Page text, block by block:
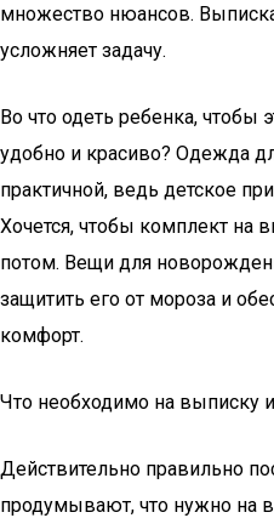
множество нюансов.
усложняет задачу.
Во что одеть ребенка,
удобно и красиво? Одежда
практичной, ведь детское
Хочется, чтобы комплект на
потом. Вещи для
защитить его от мороза и
комфорт.
Что необходимо на выписку
Действительно правильно
продумывают, что нужно на